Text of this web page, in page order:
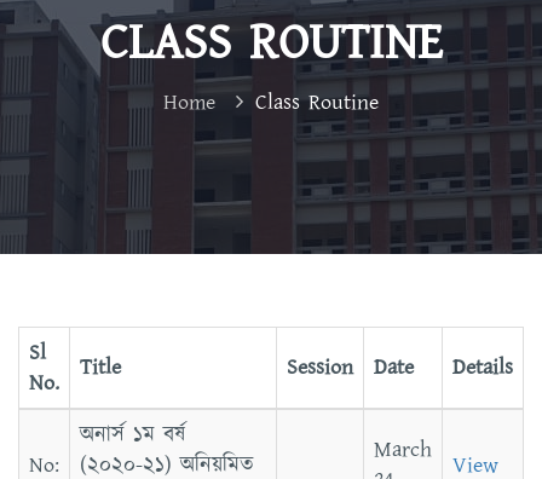
CLASS ROUTINE
Home Class Routine
Sl
No.
Title Session Date Details
অনার্স ১ম বর্ষ
(২০২০-২১) অনিয়মিত
March
View